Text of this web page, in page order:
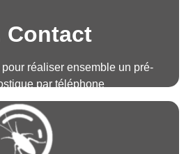
Contact
réaliser ensemble un pré-
par téléphone
: